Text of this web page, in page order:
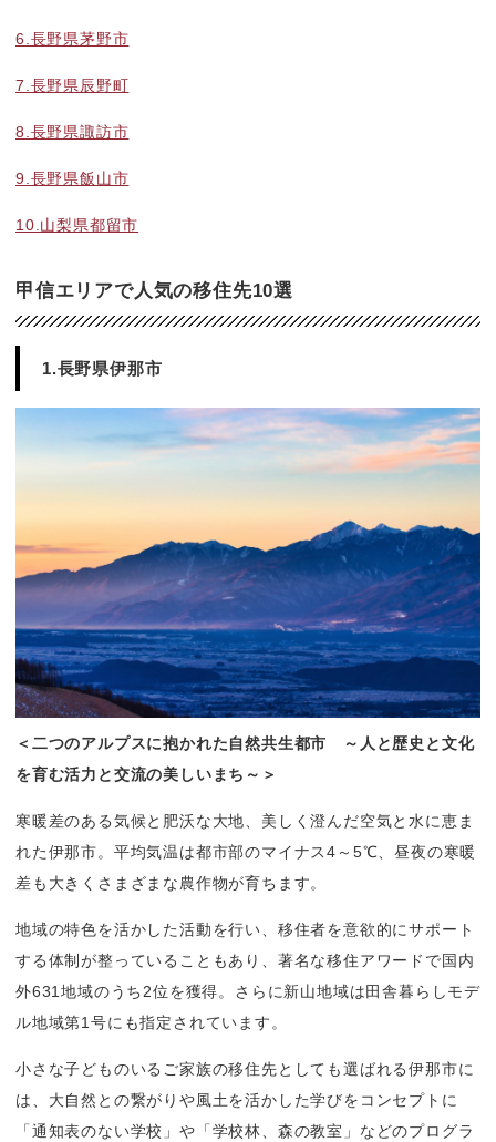
6.長野県茅野市
7.長野県辰野町
8.長野県諏訪市
9.長野県飯山市
10.山梨県都留市
甲信エリアで人気の移住先10選
1.長野県伊那市
＜二つのアルプスに抱かれた自然共生都市　～人と歴史と文化
を育む活力と交流の美しいまち～＞
寒暖差のある気候と肥沃な大地、美しく澄んだ空気と水に恵ま
れた伊那市。平均気温は都市部のマイナス4～5℃、昼夜の寒暖
差も大きくさまざまな農作物が育ちます。
地域の特色を活かした活動を行い、移住者を意欲的にサポート
する体制が整っていることもあり、著名な移住アワードで国内
外631地域のうち2位を獲得。さらに新山地域は田舎暮らしモデ
ル地域第1号にも指定されています。
小さな子どものいるご家族の移住先としても選ばれる伊那市に
は、大自然との繋がりや風土を活かした学びをコンセプトに
「通知表のない学校」や「学校林、森の教室」などのプログラ